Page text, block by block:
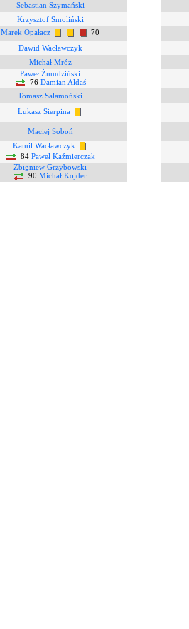
Sebastian Szymański
Krzysztof Smoliński
Marek Opałacz
70
Dawid Wacławczyk
Michał Mróz
Paweł Żmudziński
76 Damian Ałdaś
Tomasz Salamoński
Łukasz Sierpina
Maciej Soboń
Kamil Wacławczyk
84 Paweł Kaźmierczak
Zbigniew Grzybowski
90 Michał Kojder